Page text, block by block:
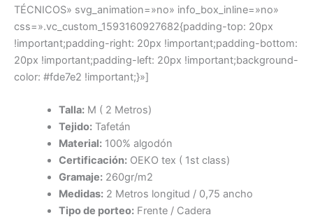
TÉCNICOS» svg_animation=»no» info_box_inline=»no»
css=».vc_custom_1593160927682{padding-top: 20px
!important;padding-right: 20px !important;padding-bottom:
20px !important;padding-left: 20px !important;background-
color: #fde7e2 !important;}»]
Talla:M ( 2 Metros)
Tejido:Tafetán
Material:100% algodón
Certificación:OEKO tex ( 1st class)
Gramaje:260gr/m2
Medidas:2 Metros longitud / 0,75 ancho
Tipo de porteo:Frente / Cadera